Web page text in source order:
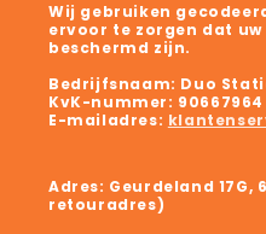
Wij gebruiken
ervoor te zorgen dat uw
beschermd zijn.
Bedrijfsnaam: Duo
KvK-nummer: 90667964
E-mailadres:
Adres: Geurdeland 17G,
retouradres)